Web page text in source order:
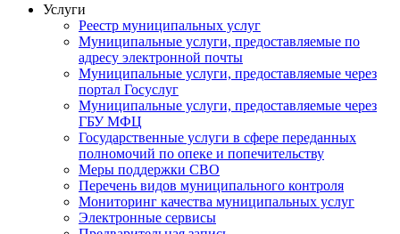
Услуги
Реестр муниципальных услуг
Муниципальные услуги, предоставляемые по
адресу электронной почты
Муниципальные услуги, предоставляемые через
портал Госуслуг
Муниципальные услуги, предоставляемые через
ГБУ МФЦ
Государственные услуги в сфере переданных
полномочий по опеке и попечительству
Меры поддержки СВО
Перечень видов муниципального контроля
Мониторинг качества муниципальных услуг
Электронные сервисы